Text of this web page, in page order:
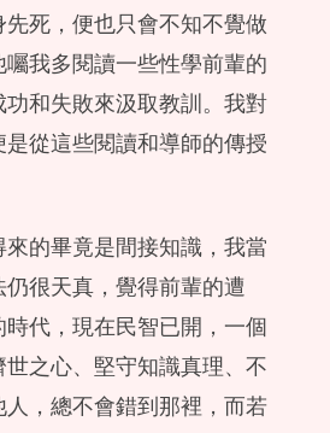
先死，便也只會不知不覺做
囑我多閱讀一些性學前輩的
和失敗來汲取教訓。我對
從這些閱讀和導師的傳授
的畢竟是間接知識，我當
很天真，覺得前輩的遭
代，現在民智已開，一個
世之心、堅守知識真理、不
，總不會錯到那裡，而若